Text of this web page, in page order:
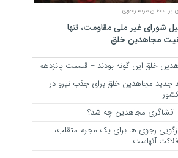
بر سخنان مریم رجوی
شورای غیر ملی مقاومت، تنها
مجاهدین خلق
خلق این گونه بودند – قسمت پانزدهم
جدید مجاهدین خلق برای جذب نیرو در
مجاهدین چه شد؟
رجوی ها برای یک مجرم متقلب،
آنهاست